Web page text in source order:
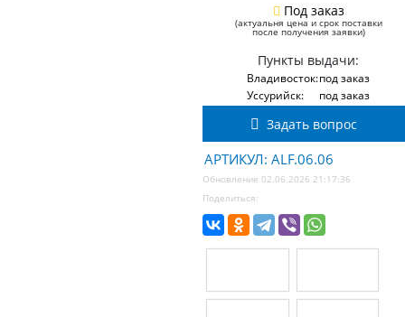
Под заказ
(актуальня цена и срок поставки
после получения заявки)
Пункты выдачи:
Владивосток:под заказ
Уссурийск:
под заказ
Задать вопрос
АРТИКУЛ: ALF.06.06
Обновление 02.06.2026 21:17:36
Поделиться: